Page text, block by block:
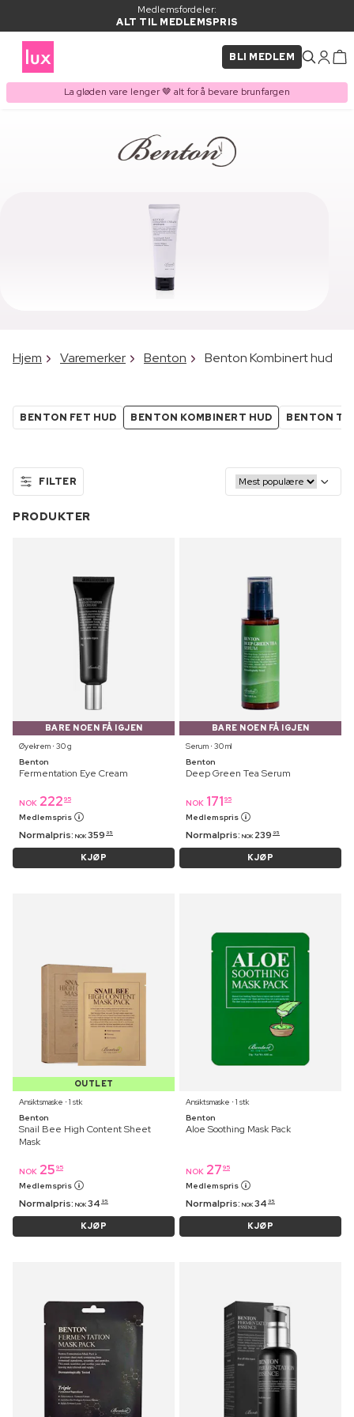
Medlemsfordeler:
ALT TIL MEDLEMSPRIS
BLI MEDLEM
La gløden vare lenger 🤎 alt for å bevare brunfargen
Hjem Varemerker Benton Benton Kombinert hud
BENTON FET HUD BENTON KOMBINERT HUD BENTON
FILTER
PRODUKTER
BARE NOEN FÅ IGJEN
Øyekrem ⋅ 30 g
Benton
Fermentation Eye Cream
NOK 222 95
Medlemspris
Normalpris: NOK 359 95
KJØP
BARE NOEN FÅ IGJEN
Serum ⋅ 30 ml
Benton
Deep Green Tea Serum
NOK 171 95
Medlemspris
Normalpris: NOK 239 95
KJØP
OUTLET
Ansiktsmaske ⋅ 1 stk
Benton
Snail Bee High Content Sheet
Mask
NOK 25 95
Medlemspris
Normalpris: NOK 34 95
KJØP
Ansiktsmaske ⋅ 1 stk
Benton
Aloe Soothing Mask Pack
NOK 27 95
Medlemspris
Normalpris: NOK 34 95
KJØP